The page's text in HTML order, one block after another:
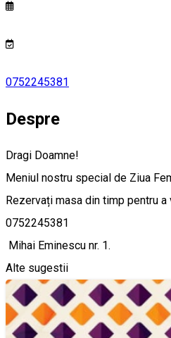
0752245381
Despre
Dragi Doamne!
Meniul nostru special de Ziua
Rezervați masa din timp pentru a
0752245381
Mihai Eminescu nr. 1.
Alte sugestii